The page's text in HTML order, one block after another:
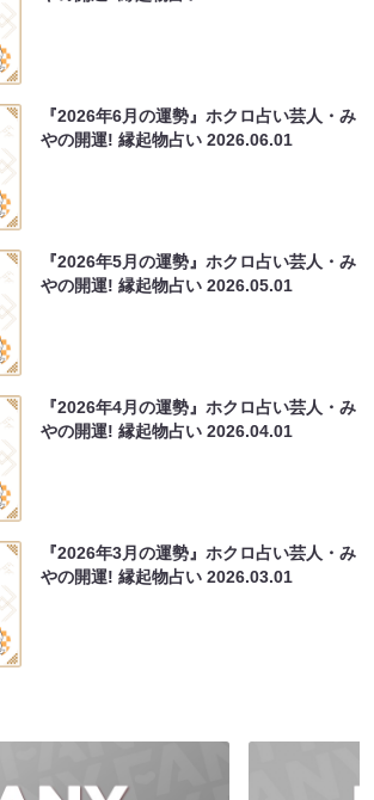
『2026年6月の運勢』ホクロ占い芸人・み
やの開運! 縁起物占い2026.06.01
『2026年5月の運勢』ホクロ占い芸人・み
やの開運! 縁起物占い2026.05.01
『2026年4月の運勢』ホクロ占い芸人・み
やの開運! 縁起物占い2026.04.01
『2026年3月の運勢』ホクロ占い芸人・み
やの開運! 縁起物占い2026.03.01